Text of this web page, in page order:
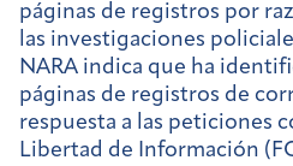
páginas de registros por
las investigaciones
NARA indica que ha
páginas de registros de
respuesta a las peticiones
Libertad de Información